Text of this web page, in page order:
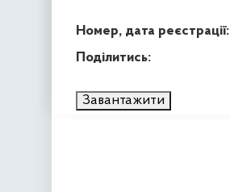
Номер, дата реєстрації:
Поділитись:
Завантажити